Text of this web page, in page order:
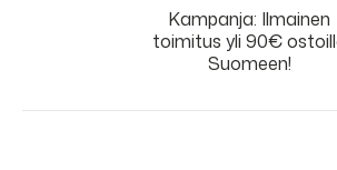
Kampanja: Ilmainen
toimitus yli 90€
Suomeen!